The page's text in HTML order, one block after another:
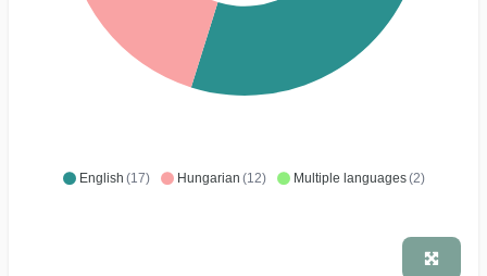
English (17) Hungarian (12) Multiple languages(2)